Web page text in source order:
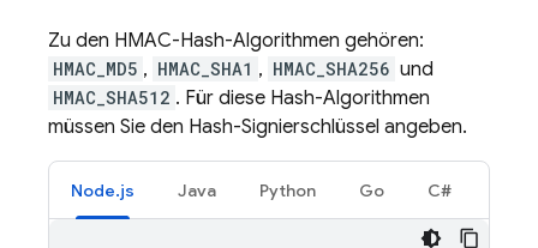
Zu den HMAC-Hash-Algorithmen gehören:
HMAC_MD5 , HMAC_SHA1 , HMAC_SHA256 und
HMAC_SHA512 . Für diese Hash-Algorithmen
müssen Sie den Hash-Signierschlüssel angeben.
Node.js Java Python Go C#